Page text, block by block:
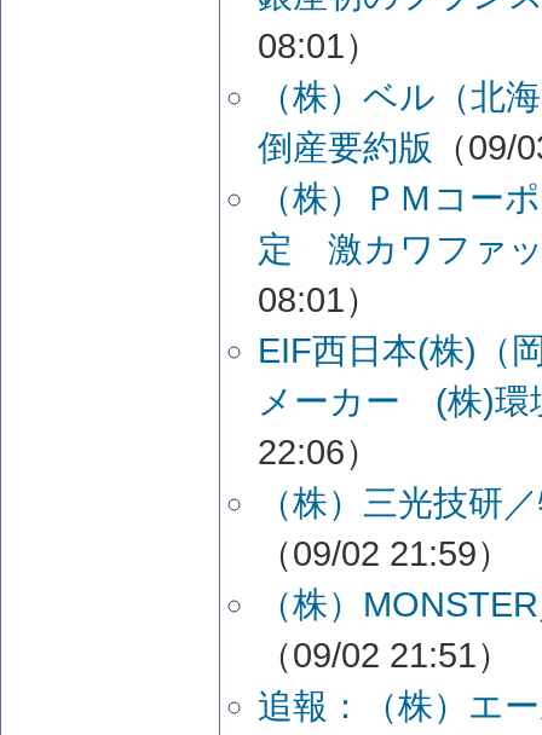
08:01）
（株）ベル（
倒産要約版 （09/
（株）ＰＭコー
定 激カワファ
08:01）
EIF西日本(株)（
メーカー (株)環
22:06）
（株）三光技研
（09/02 21:59）
（株）
（09/02 21:51）
追報：（株）エ